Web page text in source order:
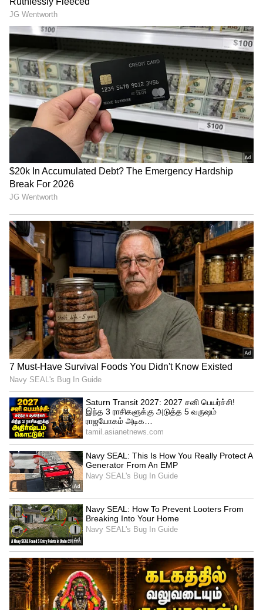
வருவதற்கு என்ன காரணம் ?
இதையும் படிங்க..
பள்ளிகளுக்கு தீபாவளி
மறுநாள் விடுமுறையா ? அமைச்சர்
அன்பில் மகேஷ் சொன்ன சூப்பர் நியூஸ்.!
அரசு மௌனம் காப்பதால் இதில் ஏதோ
மர்மம் இருப்பதாக தெரிகிறது? பக்தர்களின்
ஆன்மீக உணர்வுகளுக்கும், பாரம்பரிய
மரபுகளுக்கும் எதிராக திமுக அரசு
தொடர்ந்து அத்துமீறலில் ஈடுபட்டு வருவது
உள்நோக்கம் கொண்ட செயலாகும். ஆக
பக்தர்கள் தங்களுடைய வேண்டுதலை